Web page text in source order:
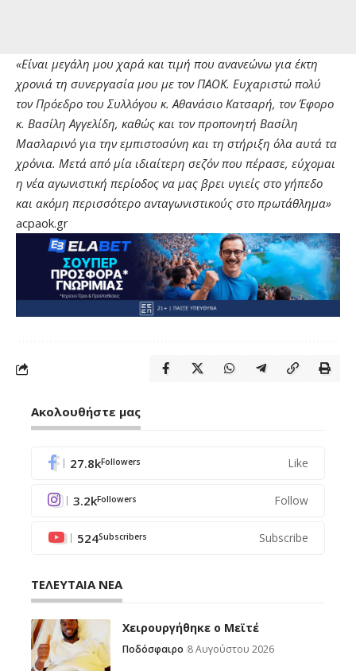
«Είναι μεγάλη μου χαρά και τιμή που ανανεώνω για έκτη
χρονιά τη συνεργασία μου με τον ΠΑΟΚ. Ευχαριστώ πολύ
τον Πρόεδρο του Συλλόγου κ. Αθανάσιο Κατσαρή, τον Έφορο
κ. Βασίλη Αγγελίδη, καθώς και τον προπονητή Βασίλη
Μασλαρινό για την εμπιστοσύνη και τη στήριξη όλα αυτά τα
χρόνια. Μετά από μία ιδιαίτερη σεζόν που πέρασε, εύχομαι
η νέα αγωνιστική περίοδος να μας βρει υγιείς στο γήπεδο
και ακόμη περισσότερο ανταγωνιστικούς στο πρωτάθλημα»
acpaok.gr
Ακολουθήστε μας
27.8kFollowers Like
3.2kFollowers Follow
524Subscribers Subscribe
ΤΕΛΕΥΤΑΙΑ ΝΕΑ
Χειρουργήθηκε ο Μεϊτέ
Ποδόσφαιρο 8 Αυγούστου 2026